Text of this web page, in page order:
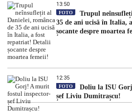
13:50
FOTO
Trupul
35 de ani ucisă în Italia,
șocante despre moartea
12:35
FOTO
Doliu la ISU
șef Liviu Dumitrașcu!